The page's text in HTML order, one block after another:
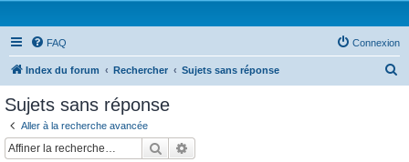
FAQ Connexion
Index du forum Rechercher Sujets sans réponse
Sujets sans réponse
Aller à la recherche avancée
Rechercher